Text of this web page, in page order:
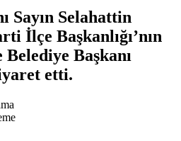
Sayın Selahattin
İlçe Başkanlığı’nın
Başkanı
etti.